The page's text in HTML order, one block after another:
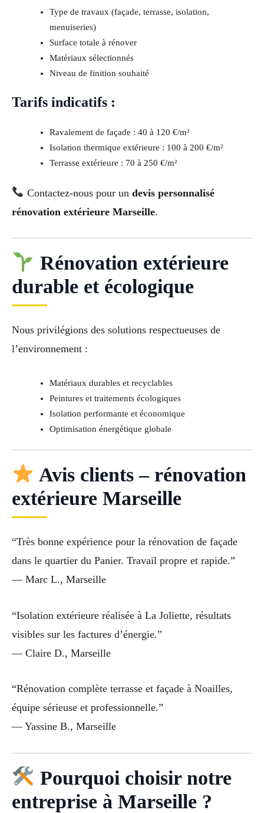
Type de travaux (façade, terrasse, isolation,
menuiseries)
Surface totale à rénover
Matériaux sélectionnés
Niveau de finition souhaité
Tarifs indicatifs :
Ravalement de façade : 40 à 120 €/m²
Isolation thermique extérieure : 100 à 200 €/m²
Terrasse extérieure : 70 à 250 €/m²
Contactez-nous pour un devis personnalisé
rénovation extérieure Marseille.
Rénovation extérieure
durable et écologique
Nous privilégions des solutions respectueuses de
l’environnement :
Matériaux durables et recyclables
Peintures et traitements écologiques
Isolation performante et économique
Optimisation énergétique globale
Avis clients – rénovation
extérieure Marseille
“Très bonne expérience pour la rénovation de façade
dans le quartier du Panier. Travail propre et rapide.”
— Marc L., Marseille
“Isolation extérieure réalisée à La Joliette, résultats
visibles sur les factures d’énergie.”
— Claire D., Marseille
“Rénovation complète terrasse et façade à Noailles,
équipe sérieuse et professionnelle.”
— Yassine B., Marseille
Pourquoi choisir notre
entreprise à Marseille ?